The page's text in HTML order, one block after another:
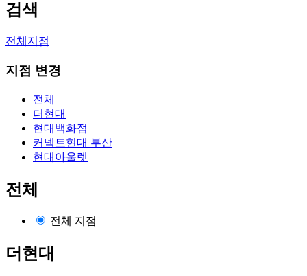
검색
전체지점
지점 변경
전체
더현대
현대백화점
커넥트현대 부산
현대아울렛
전체
전체 지점
더현대